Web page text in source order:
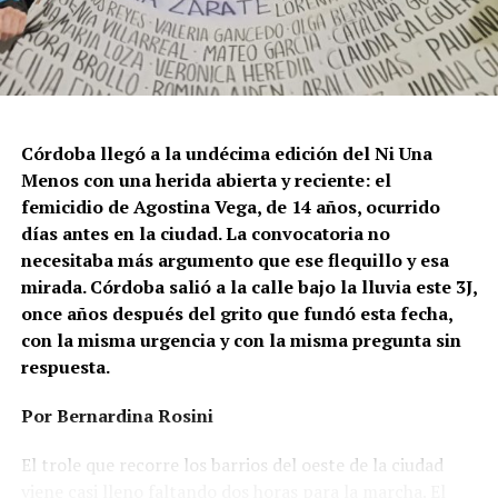
Ganar la vida: La historia de (no)
Córdoba llegó a la undécima edición del Ni Una
Menos con una herida abierta y reciente: el
femicidio de Agostina Vega, de 14 años, ocurrido
días antes en la ciudad. La convocatoria no
necesitaba más argumento que ese flequillo y esa
mirada. Córdoba salió a la calle bajo la lluvia este 3J,
once años después del grito que fundó esta fecha,
con la misma urgencia y con la misma pregunta sin
respuesta.
Por Bernardina Rosini
El trole que recorre los barrios del oeste de la ciudad